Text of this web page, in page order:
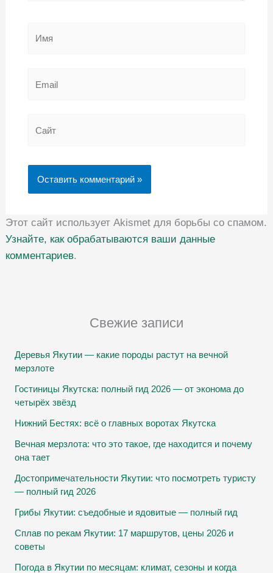
Этот сайт использует Akismet для борьбы со спамом.
Узнайте, как обрабатываются ваши данные
комментариев.
Свежие записи
Деревья Якутии — какие породы растут на вечной
мерзлоте
Гостиницы Якутска: полный гид 2026 — от эконома до
четырёх звёзд
Нижний Бестях: всё о главных воротах Якутска
Вечная мерзлота: что это такое, где находится и почему
она тает
Достопримечательности Якутии: что посмотреть туристу
— полный гид 2026
Грибы Якутии: съедобные и ядовитые — полный гид
Сплав по рекам Якутии: 17 маршрутов, цены 2026 и
советы
Погода в Якутии по месяцам: климат, сезоны и когда